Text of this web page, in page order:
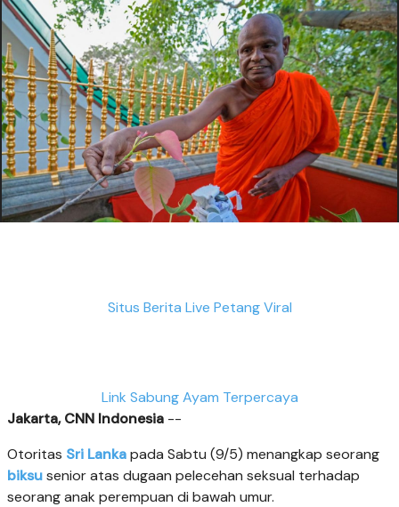
Situs Berita Live Petang Viral
Link Sabung Ayam Terpercaya
Jakarta, CNN Indonesia --
Otoritas Sri Lankapada Sabtu (9/5) menangkap seorang
biksusenior atas dugaan pelecehan seksual terhadap
seorang anak perempuan di bawah umur.